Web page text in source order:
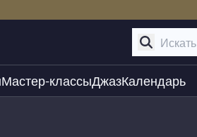
Мастер-классыДжазКалендарь